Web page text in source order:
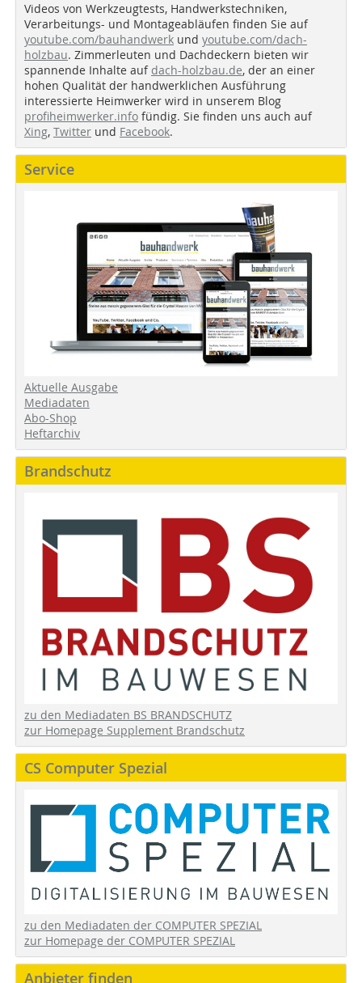
Videos von Werkzeugtests, Handwerkstechniken,
Verarbeitungs- und Montageabläufen finden Sie auf
youtube.com/bauhandwerk und youtube.com/dach-
holzbau. Zimmerleuten und Dachdeckern bieten wir
spannende Inhalte auf dach-holzbau.de, der an einer
hohen Qualität der handwerklichen Ausführung
interessierte Heimwerker wird in unserem Blog
profiheimwerker.info fündig. Sie finden uns auch auf
Xing, Twitter und Facebook.
Service
Aktuelle Ausgabe
Mediadaten
Abo-Shop
Heftarchiv
Brandschutz
zu den Mediadaten BS BRANDSCHUTZ
zur Homepage Supplement Brandschutz
CS Computer Spezial
zu den Mediadaten der COMPUTER SPEZIAL
zur Homepage der COMPUTER SPEZIAL
Anbieter finden